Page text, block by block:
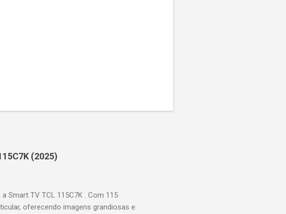
(2025)
Smart TV TCL 115C7K . Com 115
oferecendo imagens grandiosas e